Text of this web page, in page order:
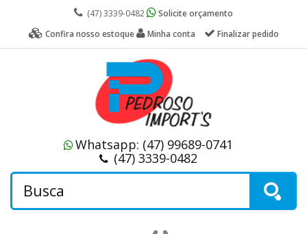
(47) 3339-0482
Solicite orçamento
Confira nosso estoque
Minha conta Finalizar pedido
Whatsapp: (47) 99689-0741
(47) 3339-0482